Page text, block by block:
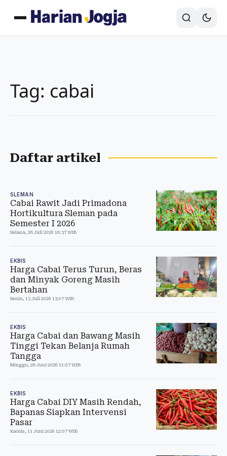
Tag: cabai
Daftar artikel
SLEMAN
Cabai Rawit Jadi Primadona
Hortikultura Sleman pada
Semester I 2026
Selasa, 28 Juli 2026 18:37 WIB
EKBIS
Harga Cabai Terus Turun, Beras
dan Minyak Goreng Masih
Bertahan
Senin, 13 Juli 2026 13:07 WIB
EKBIS
Harga Cabai dan Bawang Masih
Tinggi Tekan Belanja Rumah
Tangga
Minggu, 28 Juni 2026 11:07 WIB
EKBIS
Harga Cabai DIY Masih Rendah,
Bapanas Siapkan Intervensi
Pasar
Kamis, 11 Juni 2026 12:07 WIB